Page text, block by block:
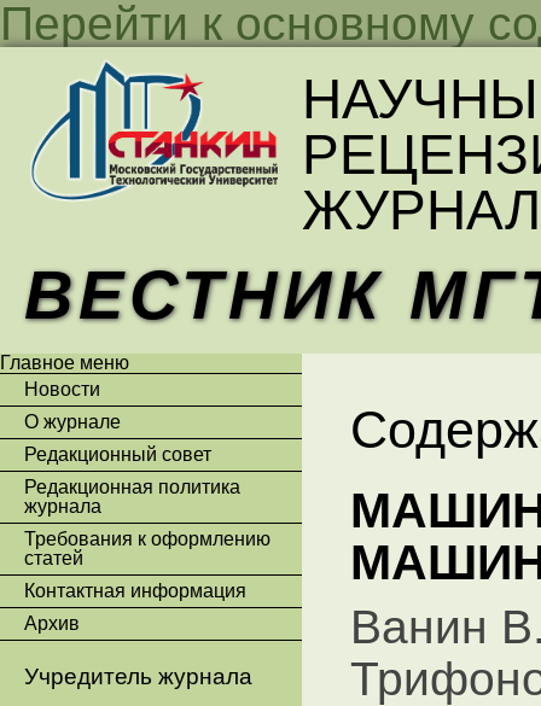
Перейти к основному
ЖУРНАЛ
ВЕСТНИК
Главное меню
Новости
О журнале
Редакционный совет
Редакционная политика
журнала
Требования к оформлению
статей
Контактная информация
Архив
Учредитель журнала
Ванин